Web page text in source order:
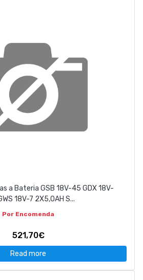
a Bateria GSB 18V-45 GDX 18V-
18V-7 2X5,0AH S...
Por Encomenda
521,70€
Read more